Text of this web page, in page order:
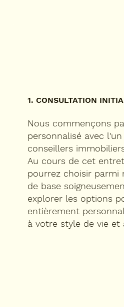
1. CONSULTATION
Nous commençons
personnalisé avec
conseillers
Au cours de cet
pourrez choisir parmi
de base
explorer les options
entièrement
à votre style de vie et